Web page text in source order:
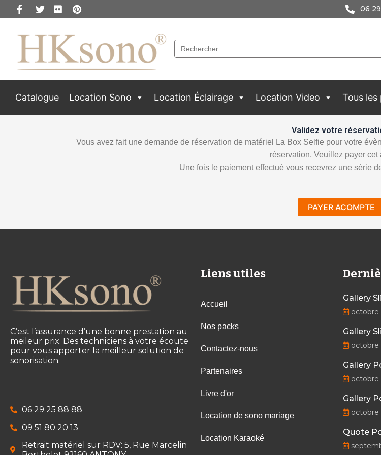
06
Search
for:
Catalogue Location Sono Location Éclairage Location Video Tous
Validez votre
Vous avez fait une demande de réservation de matériel La Box Selfie pour votre
réservation, Veuillez payer cet
Une fois le paiement effectué vous recevrez une série
PAYER ACOMPTE
C’est l’assurance d’une bonne prestation au
meileur prix. Des techniciens à votre écoute
pour vous apporter la meilleur solution de
sonorisation.
06 29 25 88 88
09 51 80 20 13
Retrait matériel sur RDV: 5, Rue Marcelin
Liens utiles
Accueil
Nos packs
Contactez-nous
Partenaires
Livre d'or
Location de sono mariage
Location Karaoké
Gallery
octobre
Gallery
octobre
Gallery
octobre
Gallery
octobre
Quote